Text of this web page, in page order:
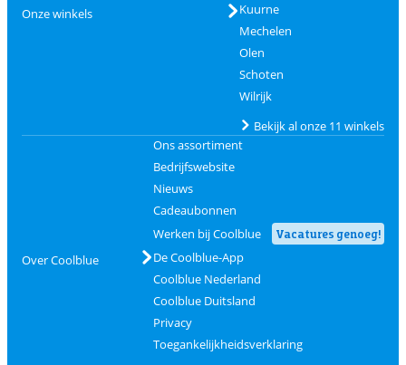
Onze winkels
Kuurne
Mechelen
Olen
Schoten
Wilrijk
Bekijk al onze 11 winkels
Over Coolblue
Ons assortiment
Bedrijfswebsite
Nieuws
Cadeaubonnen
Werken bij Coolblue
Vacatures genoeg!
De Coolblue-App
Coolblue Nederland
Coolblue Duitsland
Privacy
Toegankelijkheidsverklaring